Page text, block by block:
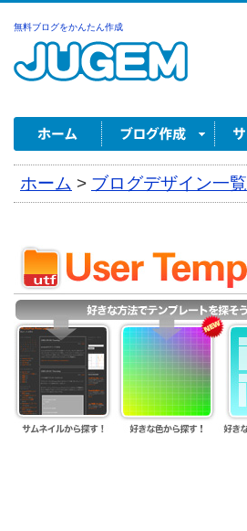
無料ブログをかんたん作成
ホーム > ブログデザイン一覧